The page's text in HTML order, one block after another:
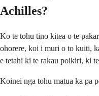
Achilles?
Ko te tohu tino kitea o te
ohorere, koi i muri o to kuiti,
e tetahi ki te rakau poikiri, ki
Koinei nga tohu matua ka pa